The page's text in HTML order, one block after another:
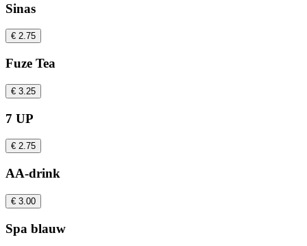
Sinas
€ 2.75
Fuze Tea
€ 3.25
7 UP
€ 2.75
AA-drink
€ 3.00
Spa blauw